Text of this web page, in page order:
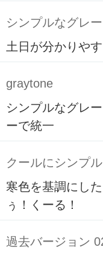
シンプルなグレ
土日が分かりや
graytone
シンプルなグレ
ーで統一
クールにシンプル
寒色を基調にし
ぅ！くーる！
過去バージョン